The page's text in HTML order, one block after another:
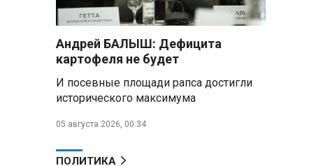
Андрей БАЛЫШ: Дефицита
картофеля не будет
И посевные площади рапса достигли
исторического максимума
05 августа 2026, 00:34
ПОЛИТИКА